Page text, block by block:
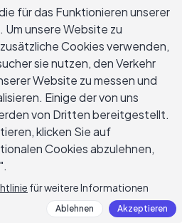
Anfrage, die man tippt,
Der richtige Prompt
einen Plot gliedern, ein
einen flach
überarbeiten. Diese
Prompt-Vorlagen für
Kapitelgliederung,
strukturelle
die ChatGPT
statt
für das Funktionieren unserer
Um unsere Website zu
Cookies verwenden,
sie nutzen, den Verkehr
Website zu messen und
Einige der von uns
von Dritten bereitgestellt.
klicken Sie auf
Cookies abzulehnen,
für weitere Informationen
Ablehnen Akzeptieren